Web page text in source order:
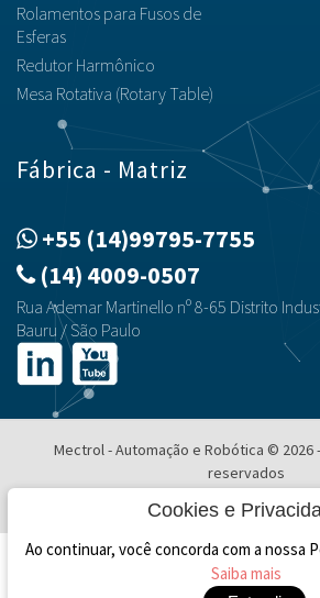
Rolamentos para Fusos de
Esferas
Redutor Harmônico
Mesa Rotativa (Rotary Table)
Fábrica - Matriz
+55 (14)99795-7755
(14) 4009-0507
Rua Ademar Martinello nº 8-65 Distrito
Bauru / São Paulo
Mectrol - Automação e Robótica © 2026
reservados
Desenvolvimento e Hospedagem
Cookies e
Ao continuar, você concorda com a nossa
Saiba mais